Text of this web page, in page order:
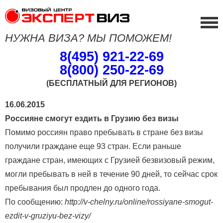
НУЖНА ВИЗА? МЫ ПОМОЖЕМ!
8(495) 921-22-69
8(800) 250-22-69
(БЕСПЛАТНЫЙ ДЛЯ РЕГИОНОВ)
16.06.2015
Россияне смогут ездить в Грузию без визы
Помимо россиян право пребывать в стране без визы
получили граждане еще 93 стран. Если раньше
граждане стран, имеющих с Грузией безвизовый режим,
могли пребывать в ней в течение 90 дней, то сейчас срок
пребывания был продлен до одного года.
По сообщению: http://v-chelny.ru/online/rossiyane-smogut-
ezdit-v-gruziyu-bez-vizy/